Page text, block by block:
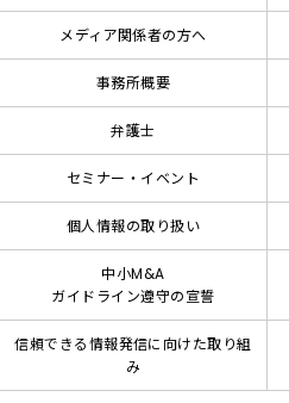
メディア関係者の方へ
事務所概要
弁護士
セミナー・イベント
個人情報の取り扱い
中小M&A
ガイドライン遵守の宣誓
信頼できる情報発信に向けた取り組
み